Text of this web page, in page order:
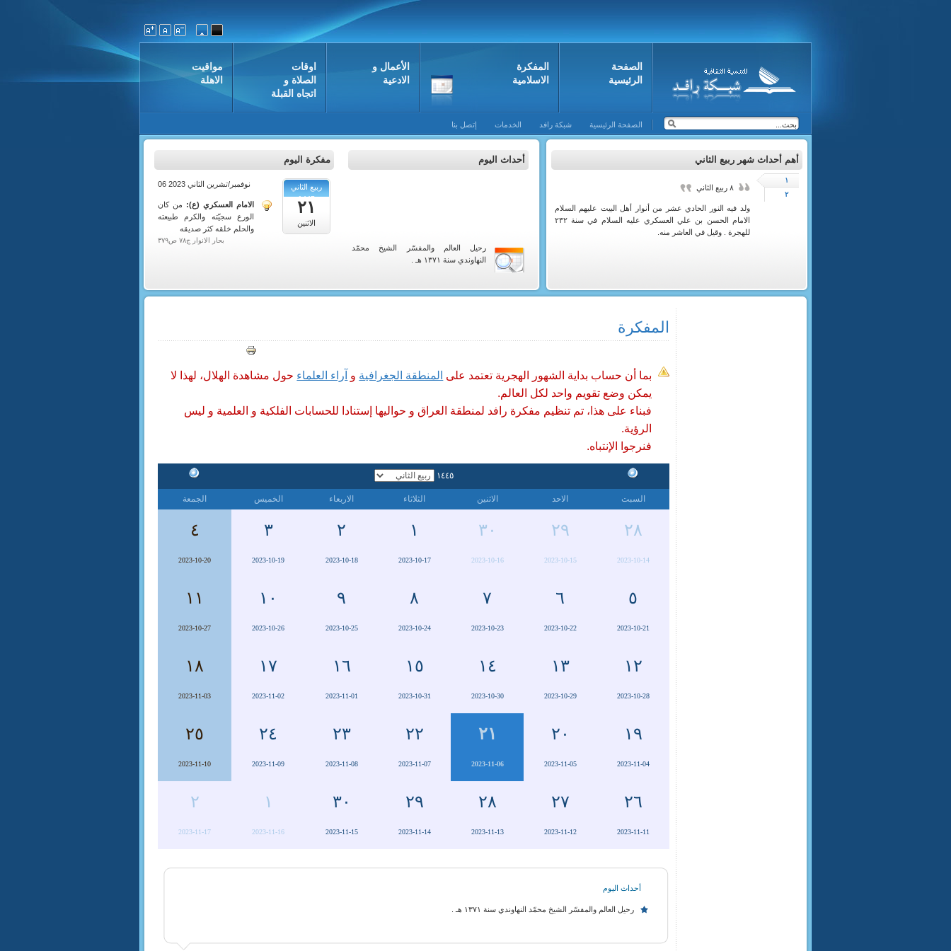
الصفحة
الرئيسية
المفکرة
الاسلامية
الأعمال و
الادعية
اوقات
الصلاة و
اتجاه القبلة
مواقيت
الاهلة
إتصل بنا الخدمات شبكة رافد الصفحة الرئيسية
مفكرة اليوم
ربيع الثاني
1445
٢١
الاثنين
06 نوفمبر/تشرين الثاني 2023
الامام العسكري (ع): من كان
الورع سجيّته والكرم طبيعته
والحلم خلقه كثر صديقه
بحار الانوار ج٧٨ ص٣٧٩
أحداث اليوم
رحيل العالم والمفسّر الشيخ محمّد
النهاوندي سنة ١٣٧١ هـ .
أهم أحداث شهر ربيع الثاني
١
٢
٨ ربيع الثاني
ولد فيه النور الحادي عشر من أنوار أهل البيت عليهم السلام
الامام الحسن بن علي العسكري عليه السلام في سنة ٢٣٢
للهجرة . وقيل في العاشر منه.
المفکرة
بما أن حساب بداية الشهور الهجرية تعتمد على المنطقة الجغرافية و آراء العلماء حول مشاهدة الهلال، لهذا لا
يمكن وضع تقويم واحد لكل العالم.
فبناء على هذا، تم تنظيم مفكرة رافد لمنطقة العراق و حواليها إستنادا للحسابات الفلكية و العلمية و ليس
الرؤية.
فنرجوا الإنتباه.
١٤٤٥
السبت الاحد الاثنين الثلاثاء الاربعاء الخميس الجمعة
٢٨
2023-10-14
٢٩
2023-10-15
٣٠
2023-10-16
١
2023-10-17
٢
2023-10-18
٣
2023-10-19
٤
2023-10-20
٥
2023-10-21
٦
2023-10-22
٧
2023-10-23
٨
2023-10-24
٩
2023-10-25
١٠
2023-10-26
١١
2023-10-27
١٢
2023-10-28
١٣
2023-10-29
١٤
2023-10-30
١٥
2023-10-31
١٦
2023-11-01
١٧
2023-11-02
١٨
2023-11-03
١٩
2023-11-04
٢٠
2023-11-05
٢١
2023-11-06
٢٢
2023-11-07
٢٣
2023-11-08
٢٤
2023-11-09
٢٥
2023-11-10
٢٦
2023-11-11
٢٧
2023-11-12
٢٨
2023-11-13
٢٩
2023-11-14
٣٠
2023-11-15
١
2023-11-16
٢
2023-11-17
أحداث اليوم
رحيل العالم والمفسّر الشيخ محمّد النهاوندي سنة ١٣٧١ هـ .